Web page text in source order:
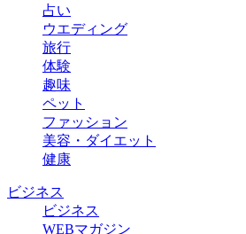
占い
ウエディング
旅行
体験
趣味
ペット
ファッション
美容・ダイエット
健康
ビジネス
ビジネス
WEBマガジン